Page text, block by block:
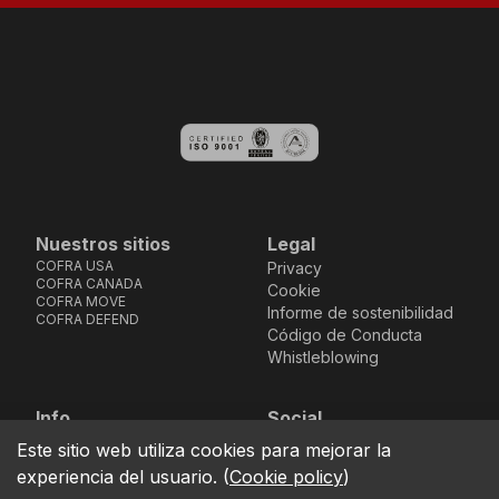
Nuestros sitios
COFRA USA
COFRA CANADA
COFRA MOVE
COFRA DEFEND
Legal
Privacy
Cookie
Informe de sostenibilidad
Código de Conducta
Whistleblowing
Info
location_on
Via dell’Euro 53-57-59,
76121 Barletta - BT -
ITALIA
Social
Facebook
Instagram
YoutubeLinkedIn
Este sitio web utiliza cookies para mejorar la
experiencia del usuario. (Cookie policy)